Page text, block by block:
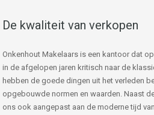
De kwaliteit van verkopen
Onkenhout Makelaars is een kantoor dat
in de afgelopen jaren kritisch naar de
hebben de goede dingen uit het verleden
opgebouwde normen en waarden. Naast
ons ook aangepast aan de moderne tijd